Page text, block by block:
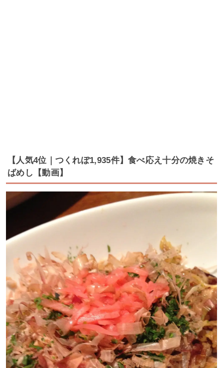
【人気4位｜つくれぽ1,935件】食べ応え十分の焼きそ
ばめし【動画】